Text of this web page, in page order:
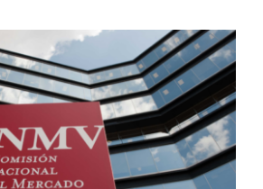
diverso
y
en
plena